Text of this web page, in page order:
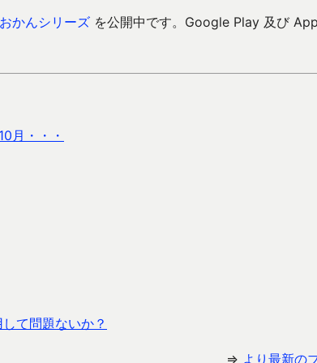
かんシリーズ を公開中です。Google Play 及び App
月・・・
て問題ないか？
⇒ より最新の